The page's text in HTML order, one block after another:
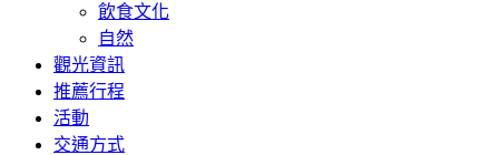
飲食文化
自然
觀光資訊
推薦行程
活動
交通方式